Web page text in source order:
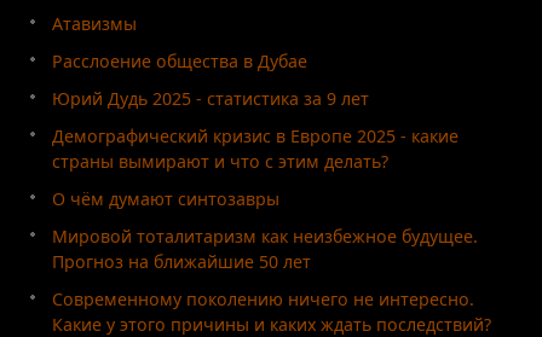
Атавизмы
Расслоение общества в Дубае
Юрий Дудь 2025 - статистика за 9 лет
Демографический кризис в Европе 2025 - какие
страны вымирают и что с этим делать?
О чём думают синтозавры
Мировой тоталитаризм как неизбежное будущее.
Прогноз на ближайшие 50 лет
Современному поколению ничего не интересно.
Какие у этого причины и каких ждать последствий?